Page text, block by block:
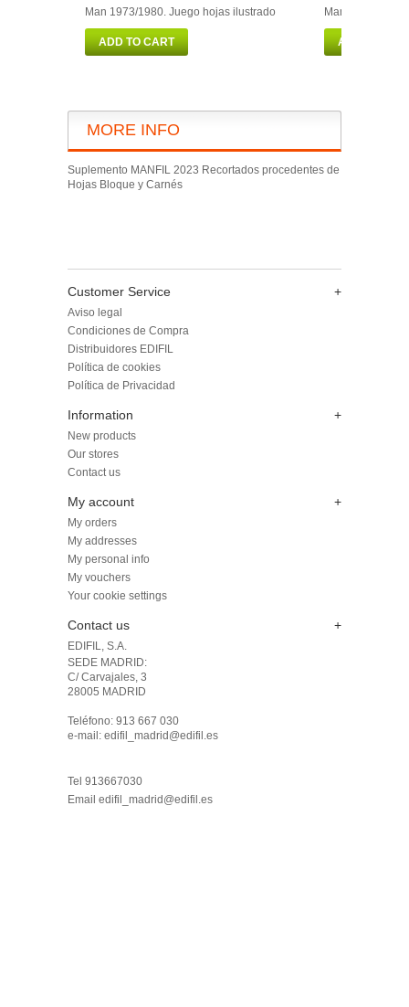
Man 1973/1980. Juego hojas ilustrado
ADD TO CART
Man 1981/
ADD TO
MORE INFO
Suplemento MANFIL 2023 Recortados procedentes de
Hojas Bloque y Carnés
Customer Service +
Aviso legal
Condiciones de Compra
Distribuidores EDIFIL
Política de cookies
Política de Privacidad
Information +
New products
Our stores
Contact us
My account +
My orders
My addresses
My personal info
My vouchers
Your cookie settings
Contact us +
EDIFIL, S.A.
SEDE MADRID:
C/ Carvajales, 3
28005 MADRID
Teléfono: 913 667 030
e-mail: edifil_madrid@edifil.es
Tel 913667030
Email edifil_madrid@edifil.es